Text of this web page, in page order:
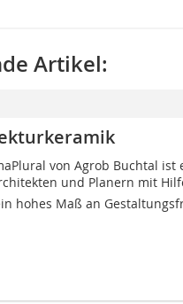
Artikel:
von Agrob Buchtal ist
und Planern mit
hohes Maß an